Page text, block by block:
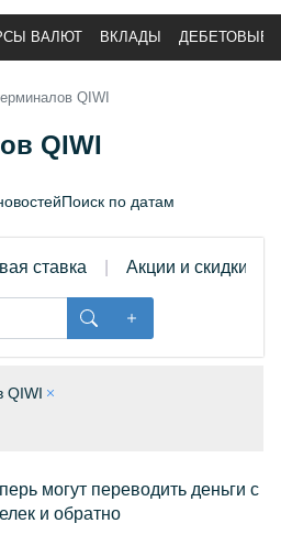
ВАЛЮТ ВКЛАДЫ ДЕБЕТОВЫЕ
QIWI
QIWI
Поиск по датам
ставка Акции и скидки
QIWI
могут переводить деньги с
и обратно